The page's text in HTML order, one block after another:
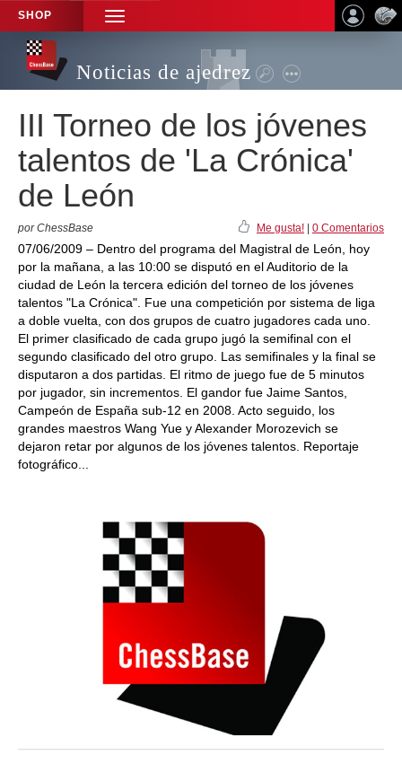
SHOP
TOGGLE
NAVIGATION
Noticias de ajedrez
III Torneo de los jóvenes
talentos de 'La Crónica'
de León
por ChessBase Me gusta! 0 Comentarios
07/06/2009 – Dentro del programa del Magistral de León, hoy
por la mañana, a las 10:00 se disputó en el Auditorio de la
ciudad de León la tercera edición del torneo de los jóvenes
talentos "La Crónica". Fue una competición por sistema de liga
a doble vuelta, con dos grupos de cuatro jugadores cada uno.
El primer clasificado de cada grupo jugó la semifinal con el
segundo clasificado del otro grupo. Las semifinales y la final se
disputaron a dos partidas. El ritmo de juego fue de 5 minutos
por jugador, sin incrementos. El gandor fue Jaime Santos,
Campeón de España sub-12 en 2008. Acto seguido, los
grandes maestros Wang Yue y Alexander Morozevich se
dejaron retar por algunos de los jóvenes talentos. Reportaje
fotográfico...